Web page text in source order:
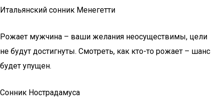
Итальянский сонник Менегетти
Рожает мужчина – ваши желания неосуществимы, цели
не будут достигнуты. Смотреть, как кто-то рожает – шанс
будет упущен.
Сонник Нострадамуса